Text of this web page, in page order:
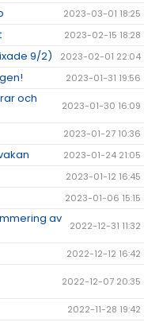
2023-03-01 18:25
2023-02-15 18:28
9/2) 2023-02-01 22:04
2023-01-31 19:56
och
2023-01-30 16:09
2023-01-27 10:36
2023-01-24 21:05
2023-01-12 16:45
2023-01-06 15:15
av
2022-12-31 11:32
2022-12-12 16:42
2022-12-07 20:35
2022-11-28 19:42